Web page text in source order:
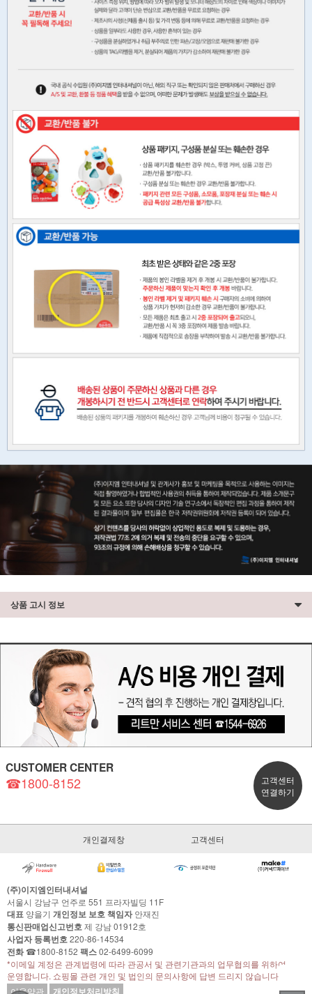
상품 고시 정보
CUSTOMER CENTER
☎1800-8152
고객센터
연결하기
개인결제창 고객센터
(주)이지엠인터내셔널
서울시 강남구 언주로 551 프라자빌딩 11F
대표 양을기 개인정보 보호 책임자안재진
통신판매업신고번호제 강남 01912호
사업자 등록번호220-86-14534
전화☎1800-8152 팩스02-6499-6099
*이메일 계정은 관계법령에 따라 관공서 및 관련기관과의 업무협의를 위하여
운영합니다. 쇼핑몰 관련 개인 및 법인의 문의사항에 답변 드리지 않습니다.
이용약관
개인정보처리방침